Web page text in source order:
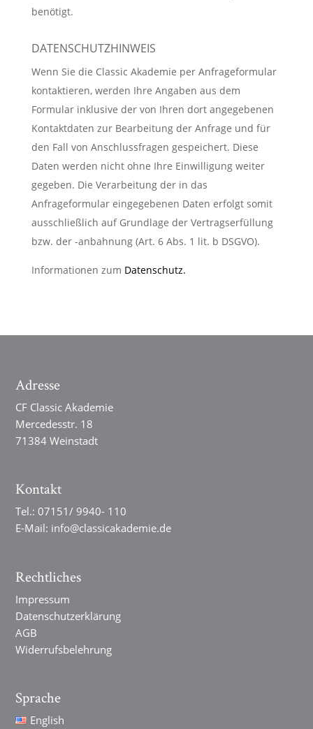
benötigt.
DATENSCHUTZHINWEIS
Wenn Sie die Classic Akademie per Anfrageformular
kontaktieren, werden Ihre Angaben aus dem
Formular inklusive der von Ihren dort angegebenen
Kontaktdaten zur Bearbeitung der Anfrage und für
den Fall von Anschlussfragen gespeichert. Diese
Daten werden nicht ohne Ihre Einwilligung weiter
gegeben. Die Verarbeitung der in das
Anfrageformular eingegebenen Daten erfolgt somit
ausschließlich auf Grundlage der Vertragserfüllung
bzw. der -anbahnung (Art. 6 Abs. 1 lit. b DSGVO).
Informationen zum Datenschutz.
Adresse
CF Classic Akademie
Mercedesstr. 18
71384 Weinstadt
Kontakt
Tel.:07151/ 9940- 110
E-Mail: info@classicakademie.de
Rechtliches
Impressum
Datenschutzerklärung
AGB
Widerrufsbelehrung
Sprache
English